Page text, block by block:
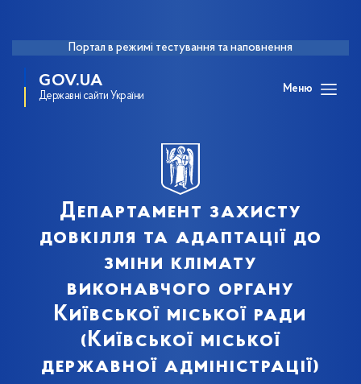
Портал в режимі тестування та наповнення
GOV.UA
Державні сайти України
Меню
Департамент захисту
довкілля та адаптації до
зміни клімату
виконавчого органу
Київської міської ради
(Київської міської
державної адміністрації)